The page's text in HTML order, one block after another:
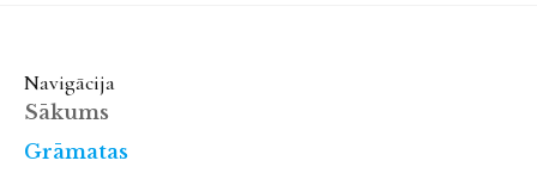
Navigācija
Sākums
Grāmatas